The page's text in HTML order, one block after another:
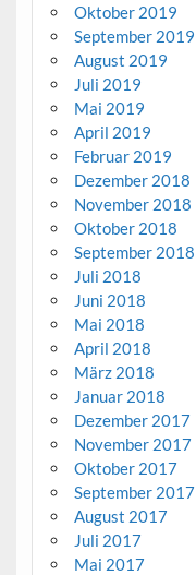
Oktober 2019
September 2019
August 2019
Juli 2019
Mai 2019
April 2019
Februar 2019
Dezember 2018
November 2018
Oktober 2018
September 2018
Juli 2018
Juni 2018
Mai 2018
April 2018
März 2018
Januar 2018
Dezember 2017
November 2017
Oktober 2017
September 2017
August 2017
Juli 2017
Mai 2017